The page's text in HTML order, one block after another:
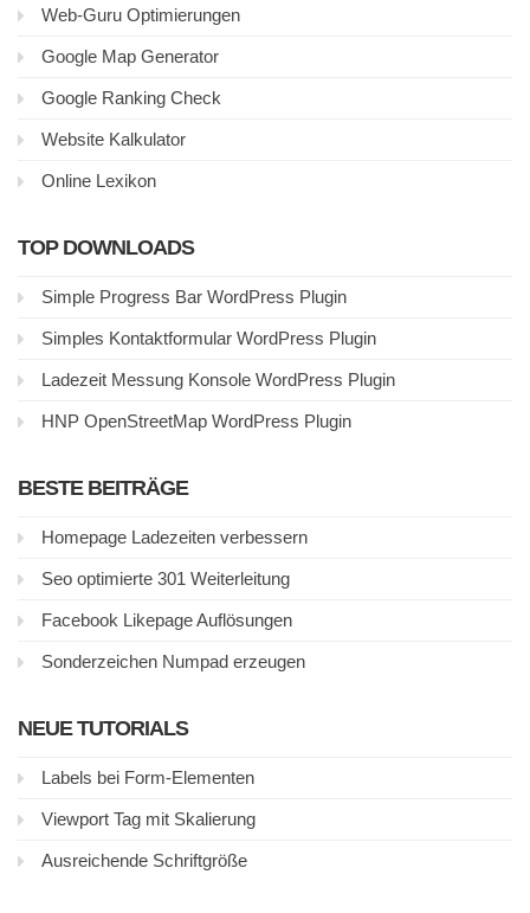
Web-Guru Optimierungen
Google Map Generator
Google Ranking Check
Website Kalkulator
Online Lexikon
TOP DOWNLOADS
Simple Progress Bar WordPress Plugin
Simples Kontaktformular WordPress Plugin
Ladezeit Messung Konsole WordPress Plugin
HNP OpenStreetMap WordPress Plugin
BESTE BEITRÄGE
Homepage Ladezeiten verbessern
Seo optimierte 301 Weiterleitung
Facebook Likepage Auflösungen
Sonderzeichen Numpad erzeugen
NEUE TUTORIALS
Labels bei Form-Elementen
Viewport Tag mit Skalierung
Ausreichende Schriftgröße